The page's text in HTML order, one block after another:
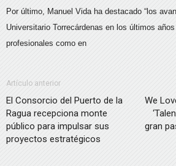
Por último, Manuel Vida ha destacado “los
Universitario Torrecárdenas en los últimos
profesionales como en
Artículo anterior
El Consorcio del Puerto de la
Ragua recepciona monte
público para impulsar sus
proyectos estratégicos
We
gran